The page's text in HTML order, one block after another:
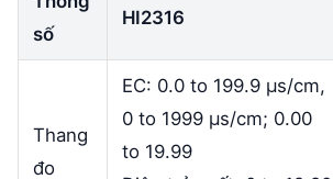
số
HI2316
Thang
đo
EC: 0.0 to 199.9 µs/cm,
0 to 1999 µs/cm; 0.00
to 19.99